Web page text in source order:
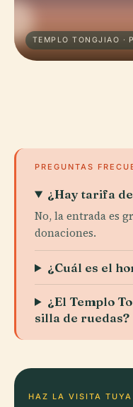
TEMPLO TONGJIAO ·
PREGUNTAS
¿Hay tarifa
No, la entrada es
donaciones.
¿Cuál es el
¿El Templo
silla de ruedas?
HAZ LA VISITA TUYA